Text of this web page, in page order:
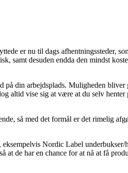
er nu til dags afhentningssteder,
samt desuden endda den mindst
din arbejdsplads. Muligheden
altid vise sig at være at du selv henter
så med det formål er det rimelig
Nordic Label underbukser/
at de har en chance for at nå at få